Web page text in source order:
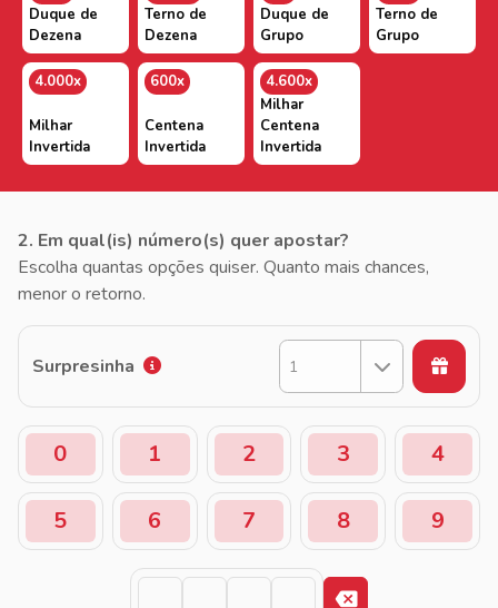
Duque de
Dezena
Terno de
Dezena
Duque de
Grupo
Terno de
Grupo
4.000x
Milhar
Invertida
600x
Centena
Invertida
4.600x
Milhar
Centena
Invertida
2. Em qual(is) número(s) quer apostar?
Escolha quantas opções quiser. Quanto mais chances,
menor o retorno.
Surpresinha 1
0 1 2 3 4
5 6 7 8 9